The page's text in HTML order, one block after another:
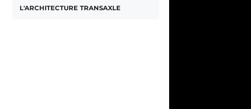
L'ARCHITECTURE TRANSAXLE